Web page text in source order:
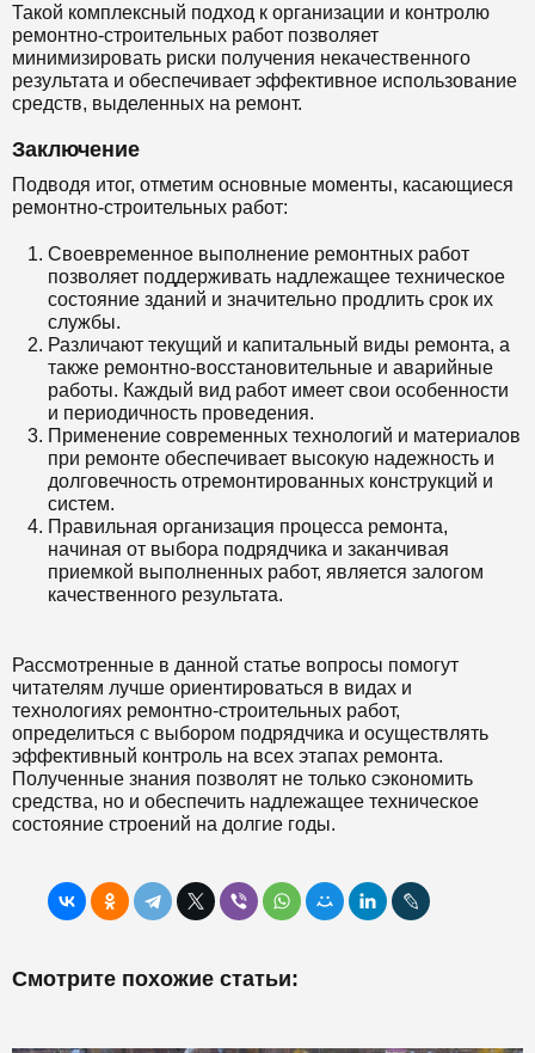
Такой комплексный подход к организации и контролю
ремонтно-строительных работ позволяет
минимизировать риски получения некачественного
результата и обеспечивает эффективное использование
средств, выделенных на ремонт.
Заключение
Подводя итог, отметим основные моменты, касающиеся
ремонтно-строительных работ:
Своевременное выполнение ремонтных работ
позволяет поддерживать надлежащее техническое
состояние зданий и значительно продлить срок их
службы.
Различают текущий и капитальный виды ремонта, а
также ремонтно-восстановительные и аварийные
работы. Каждый вид работ имеет свои особенности
и периодичность проведения.
Применение современных технологий и материалов
при ремонте обеспечивает высокую надежность и
долговечность отремонтированных конструкций и
систем.
Правильная организация процесса ремонта,
начиная от выбора подрядчика и заканчивая
приемкой выполненных работ, является залогом
качественного результата.
Рассмотренные в данной статье вопросы помогут
читателям лучше ориентироваться в видах и
технологиях ремонтно-строительных работ,
определиться с выбором подрядчика и осуществлять
эффективный контроль на всех этапах ремонта.
Полученные знания позволят не только сэкономить
средства, но и обеспечить надлежащее техническое
состояние строений на долгие годы.
Смотрите похожие статьи: